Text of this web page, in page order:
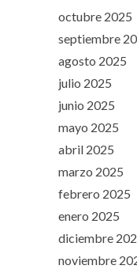
octubre 2025
septiembre
agosto 2025
julio 2025
junio 2025
mayo 2025
abril 2025
marzo 2025
febrero 2025
enero 2025
diciembre
noviembre